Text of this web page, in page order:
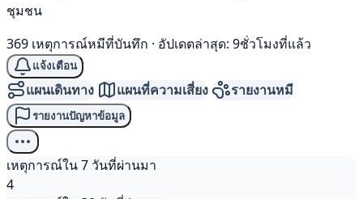
ชุมชน
369 เหตุการณ์หมีที่บันทึก · อัปเดตล่าสุด: 9ชั่วโมงที่แล้ว
แจ้งเตือน
แผนเดินทาง แผนที่ความเสี่ยง รายงานหมี
รายงานปัญหาข้อมูล
เหตุการณ์ใน 7 วันที่ผ่านมา
4